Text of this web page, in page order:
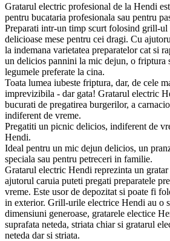
Gratarul electric profesional de la Hendi
pentru bucataria profesionala sau pentru
Preparati intr-un timp scurt folosind grill-ul
delicioase mese pentru cei dragi. Cu
la indemana varietatea preparatelor cat si
un delicios pannini la mic dejun, o friptura
legumele preferate la cina.
Toata lumea iubeste friptura, dar, de cele
imprevizibila - dar gata! Gratarul electric
bucurati de pregatirea burgerilor, a
indiferent de vreme.
Pregatiti un picnic delicios, indiferent de
Hendi.
Ideal pentru un mic dejun delicios, un
speciala sau pentru petreceri in familie.
Gratarul electric Hendi reprezinta un
ajutorul caruia puteti pregati preparatele
vreme. Este usor de depozitat si poate fi
in exterior. Grill-urile electrice Hendi au o
dimensiuni generoase, gratarele electice
suprafata neteda, striata chiar si gratarul
neteda dar si striata.